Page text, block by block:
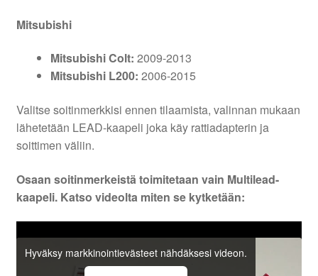
Mitsubishi
Mitsubishi Colt: 2009-2013
Mitsubishi L200: 2006-2015
Valitse soitinmerkkisi ennen tilaamista, valinnan mukaan
lähetetään LEAD-kaapeli joka käy rattiadapterin ja
soittimen väliin.
Osaan soitinmerkeistä toimitetaan vain Multilead-
kaapeli. Katso videolta miten se kytketään:
Hyväksy markkinointievästeet nähdäksesi videon.